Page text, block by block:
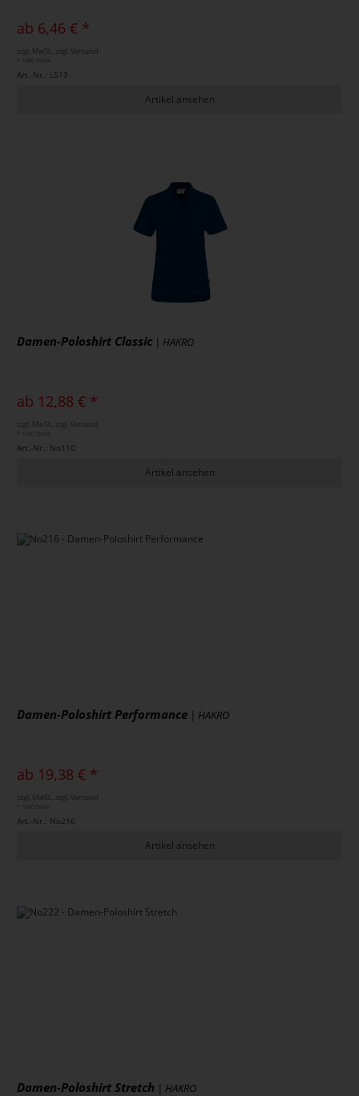
ab 6,46 € *
zzgl. MwSt., zzgl. Versand
Art.-Nr.: L513
Artikel ansehen
Damen-Poloshirt Classic | HAKRO
ab 12,88 € *
zzgl. MwSt., zzgl. Versand
Art.-Nr.: No110
Artikel ansehen
Damen-Poloshirt Performance | HAKRO
ab 19,38 € *
zzgl. MwSt., zzgl. Versand
Art.-Nr.: No216
Artikel ansehen
Damen-Poloshirt Stretch | HAKRO